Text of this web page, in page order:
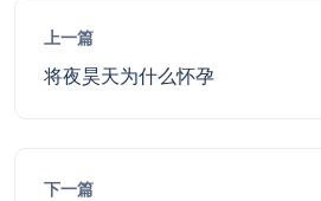
上一篇
将夜昊天为什么怀孕
下一篇